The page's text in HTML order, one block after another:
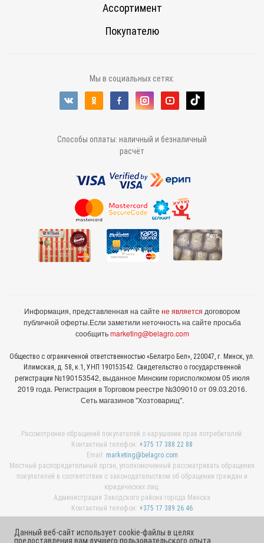
Ассортимент
Покупателю
Мы в социальных сетях:
Способы оплаты: наличный и безналичный
расчёт
Информация, представленная на сайте не является договором
публичной оферты.Если заметили неточность на сайте просьба
сообщитьmarketing@belagro.com
Общество с ограниченной ответственностью «Белагро Бел», 220047, г. Минск, ул.
Илимская, д. 58, к.1, УНП 190153542. Свидетельство о государственной
регистрации №190153542, выданное Минcким горисполкомом 05 июля
2019 года. Регистрация в Торговом реестре №309010 от 09.03.2016.
Сеть магазинов "Хозтоварищ".
Рассмотрение обращений покупателей о нарушении прав потребителей:
Контактный телефон: +375 17 388 22 88
Email: marketing@belagro.com
Местный распорядительный орган, уполномоченный рассматривать обращения
покупателей в соответствии с законодательством об обращении граждан и
юридических лиц:
Администрация Заводского района города Минска
Контактный телефон: +375 17 389 26 46
Данный веб-сайт использует cookie-файлы в целях
предоставления вам лучшего пользовательского опыта